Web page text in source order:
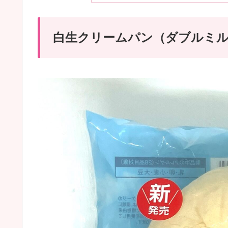
白生クリームパン（ダブルミ